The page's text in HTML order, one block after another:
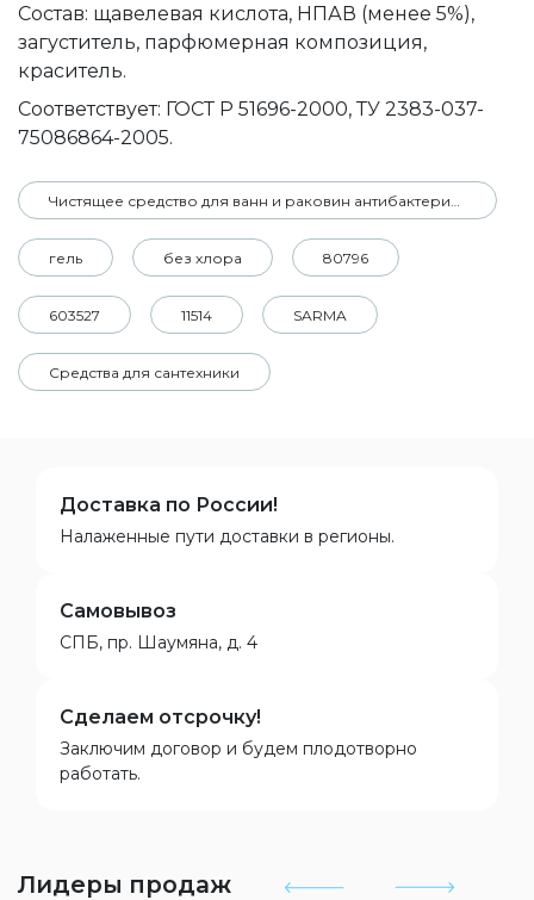
Состав: щавелевая кислота, НПАВ (менее 5%),
загуститель, парфюмерная композиция,
краситель.
Соответствует: ГОСТ Р 51696-2000, ТУ 2383-037-
75086864-2005.
Чистящее средство для ванн и раковин антибактериальное 500 мл SARMA 'Свежесть'
гель без хлора 80796
603527 11514 SARMA
Средства для сантехники
Доставка по России!
Налаженные пути доставки в регионы.
Самовывоз
СПБ, пр. Шаумяна, д. 4
Сделаем отсрочку!
Заключим договор и будем плодотворно
работать.
Лидеры продаж